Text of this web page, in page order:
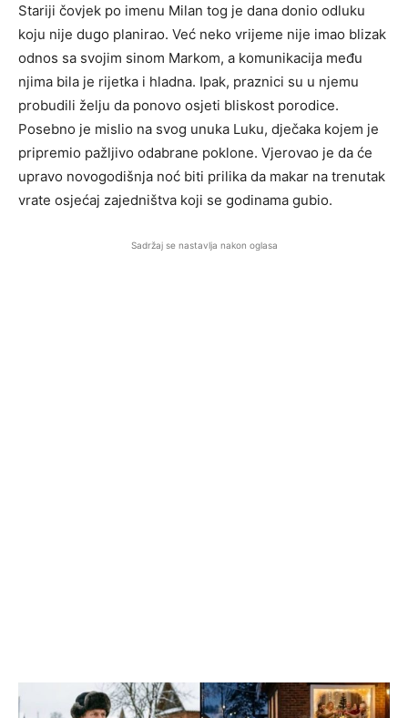
Stariji čovjek po imenu Milan tog je dana donio odluku
koju nije dugo planirao. Već neko vrijeme nije imao blizak
odnos sa svojim sinom Markom, a komunikacija među
njima bila je rijetka i hladna. Ipak, praznici su u njemu
probudili želju da ponovo osjeti bliskost porodice.
Posebno je mislio na svog unuka Luku, dječaka kojem je
pripremio pažljivo odabrane poklone. Vjerovao je da će
upravo novogodišnja noć biti prilika da makar na trenutak
vrate osjećaj zajedništva koji se godinama gubio.
Sadržaj se nastavlja nakon oglasa